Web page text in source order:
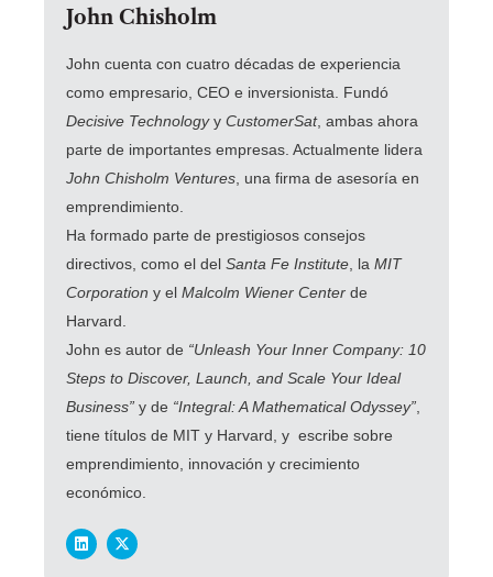
John Chisholm
John cuenta con cuatro décadas de experiencia
como empresario, CEO e inversionista. Fundó
Decisive Technologyy CustomerSat, ambas ahora
parte de importantes empresas. Actualmente lidera
John Chisholm Ventures , una firma de asesoría en
emprendimiento.
Ha formado parte de prestigiosos consejos
directivos, como el del Santa Fe Institute , la MIT
Corporation y el Malcolm Wiener Center de
Harvard.
John es autor de “Unleash Your Inner Company: 10
Steps to Discover, Launch, and Scale Your Ideal
Business” y de “Integral: A Mathematical Odyssey”
tiene títulos de MIT y Harvard, y escribe sobre
emprendimiento, innovación y crecimiento
económico.